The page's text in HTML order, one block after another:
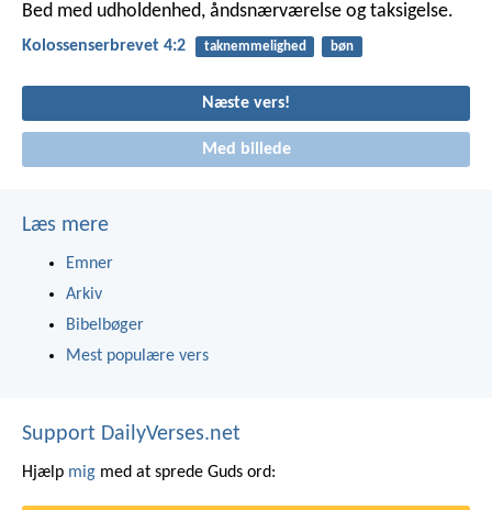
Bed med udholdenhed, åndsnærværelse og taksigelse.
Kolossenserbrevet 4:2 taknemmelighed bøn
Næste vers!
Med billede
Læs mere
Emner
Arkiv
Bibelbøger
Mest populære vers
Support DailyVerses.net
Hjælp mig med at sprede Guds ord: